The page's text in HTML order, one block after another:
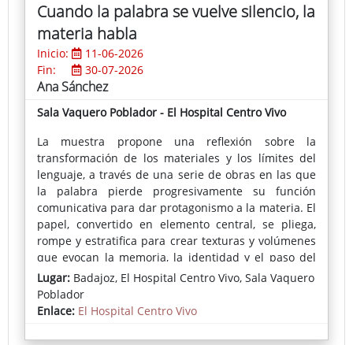
Cuando la palabra se vuelve silencio, la
materia habla
Inicio:
11-06-2026
Fin:
30-07-2026
Ana Sánchez
Sala Vaquero Poblador - El Hospital Centro Vivo
La muestra propone una reflexión sobre la
transformación de los materiales y los límites del
lenguaje, a través de una serie de obras en las que
la palabra pierde progresivamente su función
comunicativa para dar protagonismo a la materia. El
papel, convertido en elemento central, se pliega,
rompe y estratifica para crear texturas y volúmenes
que evocan la memoria, la identidad y el paso del
tiempo.
Las piezas, elaboradas a partir de materiales
recuperados del entorno urbano, reflejan además el
compromiso de la artista con el reciclaje y la
Lugar: Badajoz, El Hospital Centro Vivo, Sala Vaquero
Poblador
Enlace: El Hospital Centro Vivo